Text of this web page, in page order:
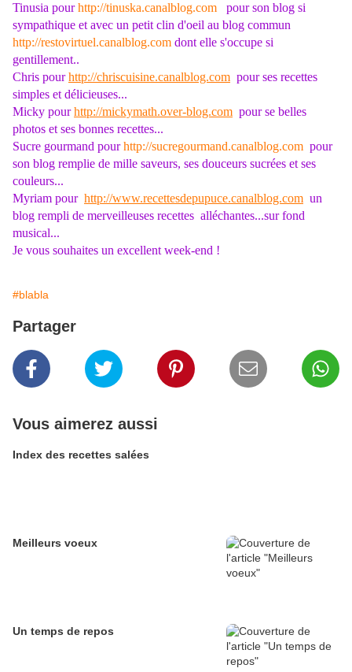
Tinusia pourhttp://tinuska.canalblog.com pour son blog si
sympathique et avec un petit clin d'oeil au blog commun
http://restovirtuel.canalblog.com dont elle s'occupe si
gentillement..
Chris pourhttp://chriscuisine.canalblog.com pour ses recettes
simples et délicieuses...
Micky pourhttp://mickymath.over-blog.com pour se belles
photos et ses bonnes recettes...
Sucre gourmand pourhttp://sucregourmand.canalblog.com pour
son blog remplie de mille saveurs, ses douceurs sucrées et ses
couleurs...
Myriam pour http://www.recettesdepupuce.canalblog.com un
blog rempli de merveilleuses recettes alléchantes...sur fond
musical...
Je vous souhaites un excellent week-end !
#blabla
Partager
Vous aimerez aussi
Index des recettes salées
Meilleurs voeux
Un temps de repos